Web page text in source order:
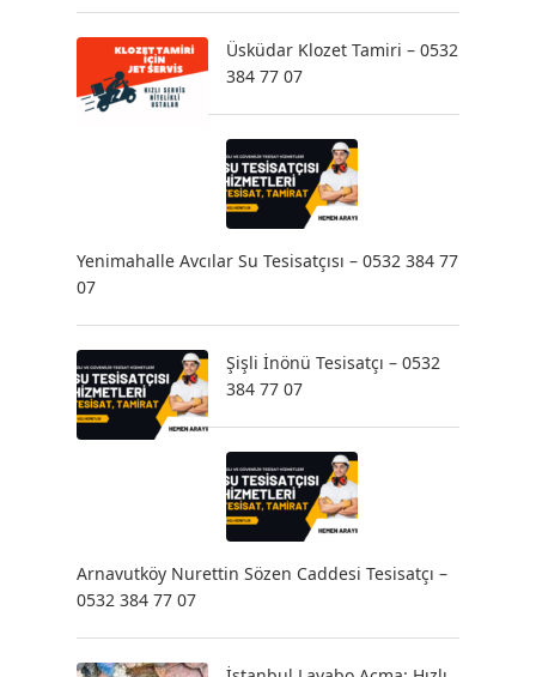
Üsküdar Klozet Tamiri – 0532
384 77 07
Yenimahalle Avcılar Su Tesisatçısı – 0532 384 77
07
Şişli İnönü Tesisatçı – 0532
384 77 07
Arnavutköy Nurettin Sözen Caddesi Tesisatçı –
0532 384 77 07